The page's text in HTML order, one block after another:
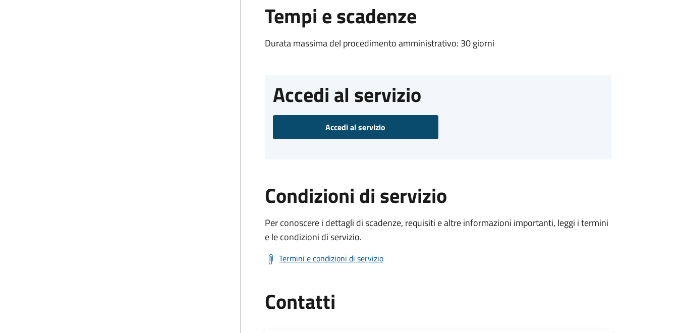
Tempi e scadenze
Durata massima del procedimento amministrativo: 30 giorni
Accedi al servizio
Accedi al servizio
Condizioni di servizio
Per conoscere i dettagli di scadenze, requisiti e altre informazioni importanti, leggi i termini
e le condizioni di servizio.
Termini e condizioni di servizio
Contatti